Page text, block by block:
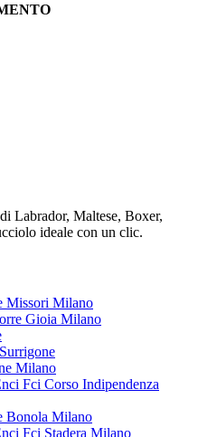
Labrador, Maltese, Boxer,
ideale con un clic.
Missori Milano
Gioia Milano
Milano
Fci Corso Indipendenza
Bonola Milano
Fci Stadera Milano